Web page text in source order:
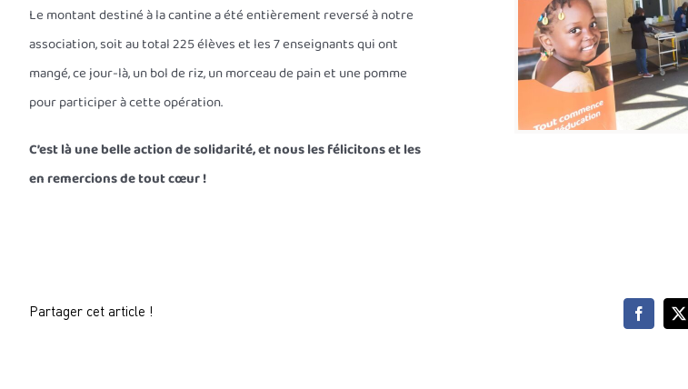
Le montant destiné à la cantine a été entièrement reversé à notre
association, soit au total 225 élèves et les 7 enseignants qui ont
mangé, ce jour-là, un bol de riz, un morceau de pain et une pomme
pour participer à cette opération.
C’est là une belle action de solidarité, et nous les félicitons et les
en remercions de tout cœur !
Partager cet article ! Facebook
X